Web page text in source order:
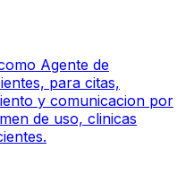
Agente de
para citas,
y comunicacion por
de uso, clinicas